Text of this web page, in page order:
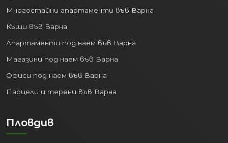
Многостайни апартаменти във Варна
Къщи във Варна
Апартаменти под наем във Варна
Магазини под наем във Варна
Офиси под наем във Варна
Парцели и терени във Варна
Пловдив